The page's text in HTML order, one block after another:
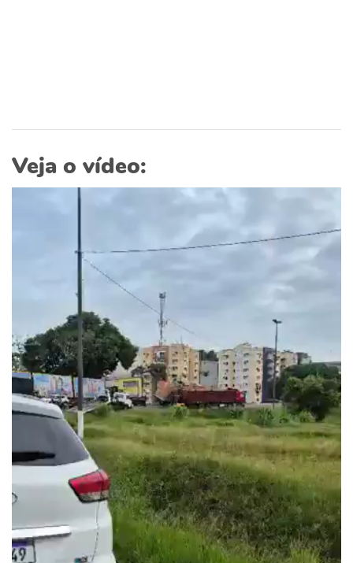
Veja o vídeo: